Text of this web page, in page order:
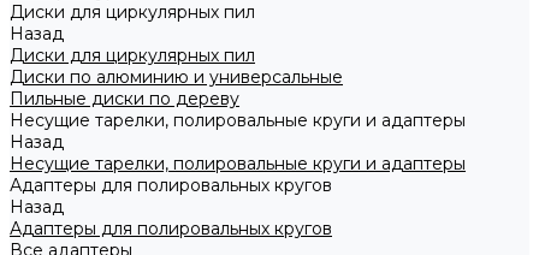
Диски для циркулярных пил
Назад
Диски для циркулярных пил
Диски по алюминию и универсальные
Пильные диски по дереву
Несущие тарелки, полировальные круги и адаптеры
Назад
Несущие тарелки, полировальные круги и адаптеры
Адаптеры для полировальных кругов
Назад
Адаптеры для полировальных кругов
Все адаптеры